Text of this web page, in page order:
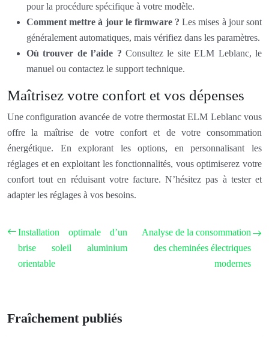
pour la procédure spécifique à votre modèle.
Comment mettre à jour le firmware ?Les mises à jour sont
généralement automatiques, mais vérifiez dans les paramètres.
Où trouver de l’aide ? Consultez le site ELM Leblanc, le
manuel ou contactez le support technique.
Maîtrisez votre confort et vos dépenses
Une configuration avancée de votre thermostat ELM Leblanc vous
offre la maîtrise de votre confort et de votre consommation
énergétique. En explorant les options, en personnalisant les
réglages et en exploitant les fonctionnalités, vous optimiserez votre
confort tout en réduisant votre facture. N’hésitez pas à tester et
adapter les réglages à vos besoins.
Installation optimale d’un
brise soleil aluminium
orientable
Analyse de la consommation
des cheminées électriques
modernes
Fraîchement publiés